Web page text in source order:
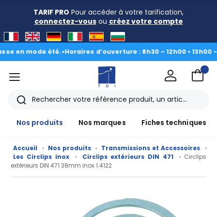
TARIF PRO Pour accéder à votre tarification,
connectez-vousou créez votre compte
mode été.•Horaires d’ouverture : 8h30 – 12h00 • 13h00 -
menu
Rechercher
Nos produits
Nos marques Fiches techniques
Accueil › Nos produits › Transmissions et Accessoires
›
Les Circlips inox
› Circlips extérieurs DIN 471
› Circlips
extérieurs DIN 471 38mm inox 1.4122